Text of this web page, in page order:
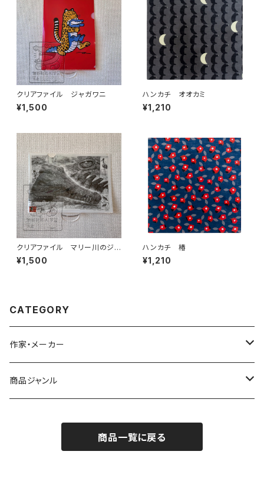
クリアファイル ジャガワニ
¥1,500
ハンカチ オオカミ
¥1,210
クリアファイル マリー川のジョ
ンストンワニ
¥1,500
ハンカチ 椿
¥1,210
CATEGORY
作家・メーカー
雨宮ひかる
商品ジャンル
シール／ステッカー
商品一覧に戻る